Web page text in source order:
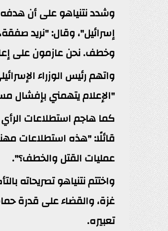
وشدد نتنياهو على أن هدفه
إسرائيل"، وقال: "نريد
وخطف. نحن عازمون على
واتهم رئيس الوزراء
"الإعلام يتهمني بإفشال
كما هاجم استطلاعات
قائلًا: "هذه استطلاعات
عمليات القتل والخطف؟".
واختتم نتنياهو تصريحاته
غزة، والقضاء على قدرة
تعبيره.